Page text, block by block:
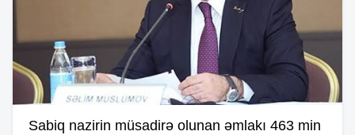
Sabiq nazirin müsadirə olunan əmlakı 463 min